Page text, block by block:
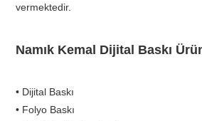
vermektedir.
Namık Kemal Dijital Baskı
• Dijital Baskı
• Folyo Baskı